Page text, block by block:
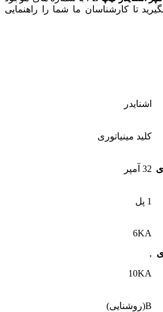
تا کارشناسان ما شما را راهنمایی
اشنایدر
کلید مینیاتوری
32 آمپر
1 پل
6KA
,
10KA
B(روشنایی)